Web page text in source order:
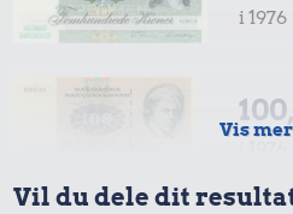
3,42 kr.
4,75
i 1976
Vis
Vil du dele dit